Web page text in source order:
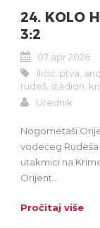
24. KOLO
3:2
07 apr 2026
iličić ptva
rudeš stadion
Urednik
Nogometaši
vodećeg
utakmici na
Orijent...
Pročitaj više